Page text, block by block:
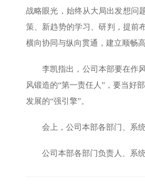
战略眼光，始终从大局出发想问
策、新趋势的学习、研判，提前
横向协同与纵向贯通，建立顺畅
李凯指出，公司本部要在作
风锻造的“第一责任人”，要当好
发展的“强引擎”。
会上，公司本部各部门、系
公司本部各部门负责人、系